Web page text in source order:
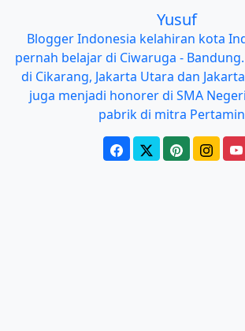
Yusuf
Blogger Indonesia kelahiran kota
pernah belajar di Ciwaruga -
di Cikarang, Jakarta Utara dan
juga menjadi honorer di SMA
pabrik di mitra